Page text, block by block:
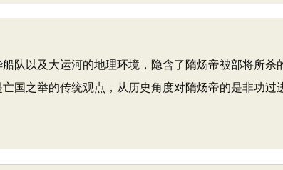
队以及大运河的地理环境，隐含了隋炀帝被部将所杀
国之举的传统观点，从历史角度对隋炀帝的是非功过